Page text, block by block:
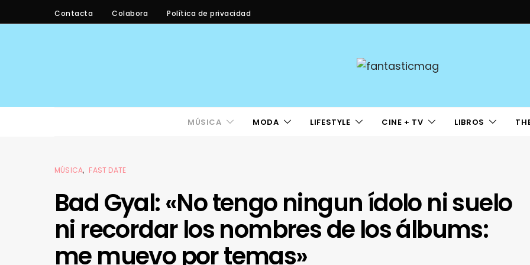
Contacta Colabora Política de privacidad
MÚSICA MODA LIFESTYLE CINE + TV LIBROS
MÚSICA FAST DATE
Bad Gyal: «No tengo ningun ídolo ni suelo
ni recordar los nombres de los álbums:
me muevo por temas»